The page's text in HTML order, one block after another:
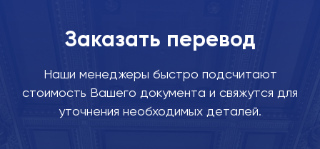
Заказать перевод
Наши менеджеры быстро подсчитают
стоимость Вашего документа и свяжутся для
уточнения необходимых деталей.